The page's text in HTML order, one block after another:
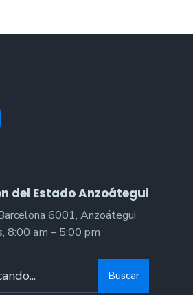
del Estado Anzoátegui
6001, Anzoátegui
8:00 am – 5:00 pm
Buscar